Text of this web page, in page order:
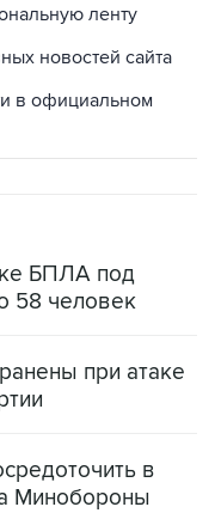
ленту
новостей сайта
в официальном
БПЛА под
58 человек
при атаке
в
Минобороны